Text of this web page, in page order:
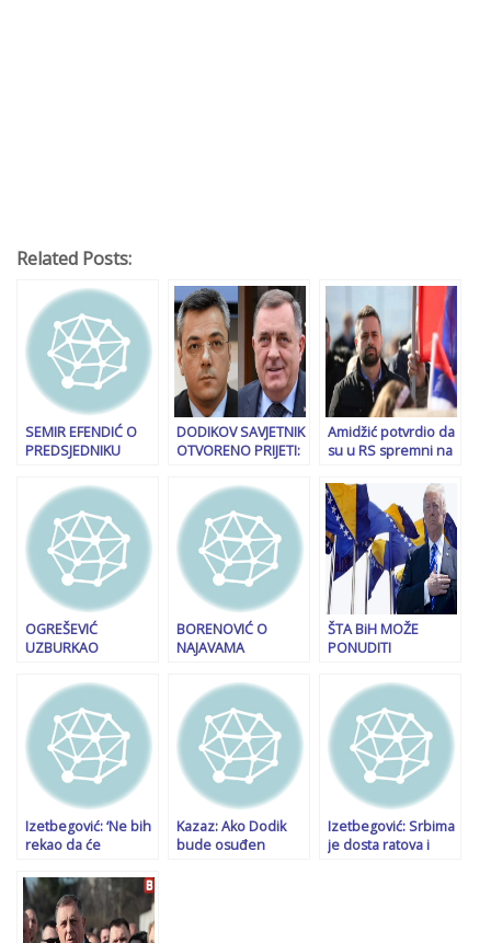
Related Posts:
SEMIR EFENDIĆ O
PREDSJEDNIKU
opasan po Bosnu i
Hercegovinu, a
način na koji vodi
Srbiju neće…”
DODIKOV SAVJETNIK
OTVORENO PRIJETI:
situaciji – ili da se
lome zubi
političkom Sarajevu
ili da nas…”
Amidžić potvrdio da
su u RS spremni na
Dodiku se sudi
samo zato što je
Srbin i mi idemo u
g**o preživljavanje
OGREŠEVIĆ
UZBURKAO
da Čović neće
proglasiti i
promovirati kao
vitalni nacionalni
interes…”
BORENOVIĆ O
NAJAVAMA
IZ RS-a: “Dodik više
nije vladar BiH, dio
SNSD-a…”
ŠTA BiH MOŽE
PONUDITI
ADMINISTRACIJI:
“Imamo
respektabilnu
namjensku
industriju, trebamo
otvoriti…”
Izetbegović: ‘Ne bih
rekao da će
poslati u zatvor, ali
očekujem onu
drugu kaznu,
važniju…’
Kazaz: Ako Dodik
bude osuđen
Izetbegović: Srbima
je dosta ratova i